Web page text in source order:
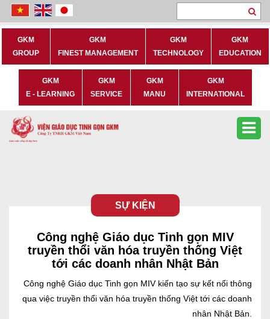
GKM
GROUP
GKM
FINEST MANAGEMENT
GKM
TECHNOLOGY
GKM
EDUCATION
GKM
E - LEARNING
GKM
SERVICE
GKM
MANU
GKM
INTERNATIONAL
SỰ KIỆN
Công nghệ Giáo dục Tinh gọn MIV
truyền thổi văn hóa truyền thống Việt
tới các doanh nhân Nhật Bản
Công nghệ Giáo dục Tinh gọn MIV kiến tạo sự kết nối thông
qua việc truyền thổi văn hóa truyền thống Việt tới các doanh
nhân Nhật Bản.